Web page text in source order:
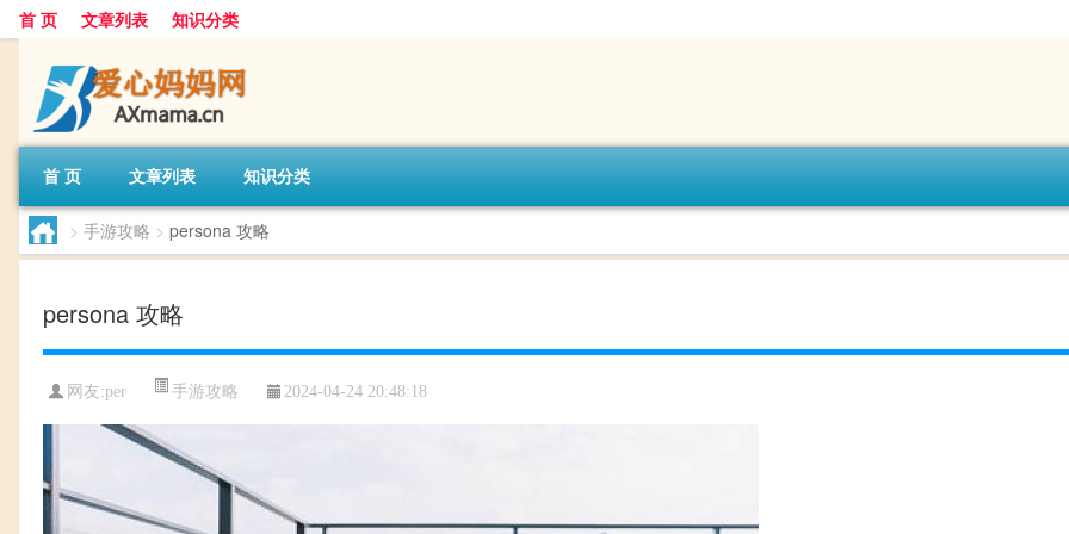
首 页 文章列表 知识分类
首 页 文章列表 知识分类
> 手游攻略 > persona 攻略
persona 攻略
网友:per 手游攻略 2024-04-24 20:48:18